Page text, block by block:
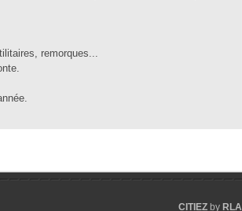
remorques...
CITIEZ by RLA